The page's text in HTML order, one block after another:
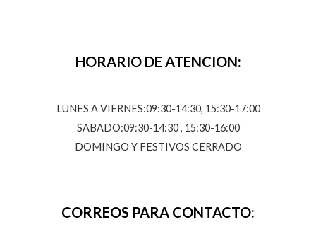
HORARIO DE ATENCION:
LUNES A VIERNES:09:30-14:30, 15:30-17:00
SABADO:09:30-14:30 , 15:30-16:00
DOMINGO Y FESTIVOS CERRADO
CORREOS PARA CONTACTO: